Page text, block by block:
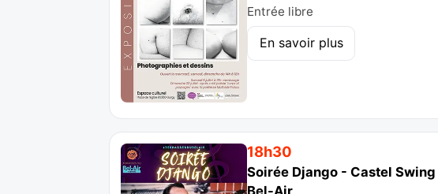
Entrée libre
En savoir plus
18h30
Soirée Django - Castel
Bel-Air